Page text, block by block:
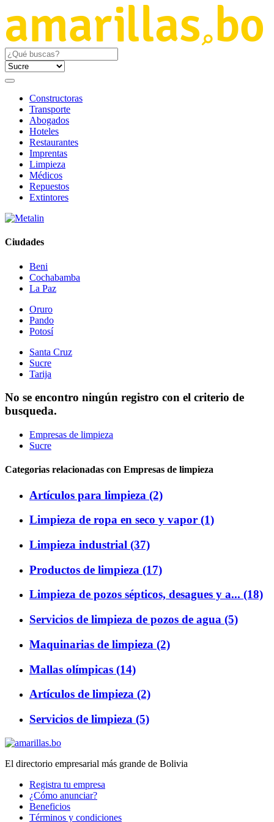
Constructoras
Transporte
Abogados
Hoteles
Restaurantes
Imprentas
Limpieza
Médicos
Repuestos
Extintores
Ciudades
Beni
Cochabamba
La Paz
Oruro
Pando
Potosí
Santa Cruz
Sucre
Tarija
No se encontro ningún registro con el criterio de
busqueda.
Empresas de limpieza
Sucre
Categorias relacionadas con Empresas de limpieza
Artículos para limpieza (2)
Limpieza de ropa en seco y vapor (1)
Limpieza industrial (37)
Productos de limpieza (17)
Limpieza de pozos sépticos, desagues y a... (18)
Servicios de limpieza de pozos de agua (5)
Maquinarias de limpieza (2)
Mallas olímpicas (14)
Artículos de limpieza (2)
Servicios de limpieza (5)
El directorio empresarial más grande de Bolivia
Registra tu empresa
¿Cómo anunciar?
Beneficios
Términos y condiciones